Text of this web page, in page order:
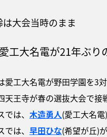
大会当時のまま
工大名電が21年ぶり
愛工大名電が野田学園を3
天王寺が春の選抜大会で接
は、 木造勇人(愛工大名
は、 早田ひな(希望が丘)